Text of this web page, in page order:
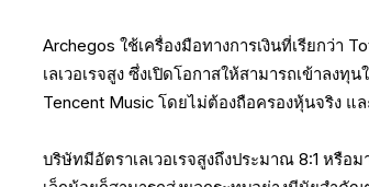
Archegos ใช้เครื่องมือทางการเงินที่เรียกว่า
เลเวอเรจสูง ซึ่งเปิดโอกาสให้สามารถเข้าลง
Tencent Music โดยไม่ต้องถือครองหุ้นจริง แ
บริษัทมีอัตราเลเวอเรจสูงถึงประมาณ 8:1 หรื